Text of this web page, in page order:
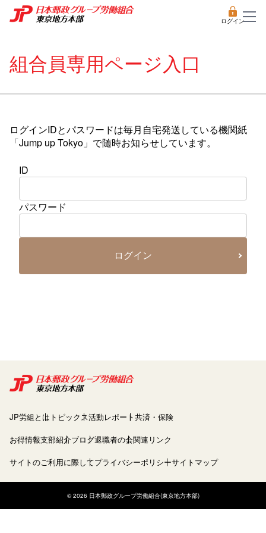
ログイン
組合員専用ページ入口
ログインIDとパスワードは毎月自宅発送している機関紙
「Jump up Tokyo」で随時お知らせしています。
ID
パスワード
ログイン
JP労組とは トピックス活動レポート共済・保険
お得情報支部紹介ブログ退職者の会関連リンク
サイトのご利用に際してプライバシーポリシーサイトマップ
© 2026 日本郵政グループ労働組合(東京地方本部)